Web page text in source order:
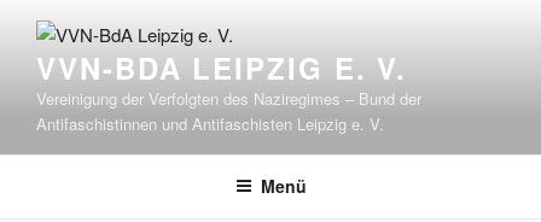
Inhalt
springenVVN-BDA LEIPZIG E. V.
Vereinigung der Verfolgten des Naziregimes – Bund der
Antifaschistinnen und Antifaschisten Leipzig e. V.
Menü